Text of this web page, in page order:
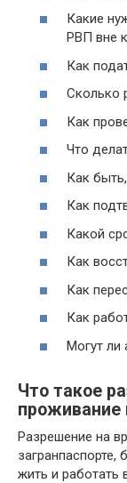
Какие
РВП вне
Как
Сколько
Как
Что
Как
Как
Какой
Как
Как
Как
Могут ли
Что такое
проживание
Разрешение на
жить и работать